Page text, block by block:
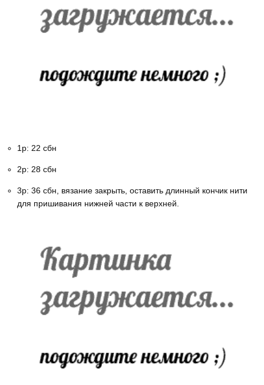
1р: 22 сбн
2р: 28 сбн
3р: 36 сбн, вязание закрыть, оставить длинный кончик нити
для пришивания нижней части к верхней.